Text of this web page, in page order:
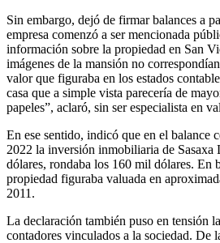
Sin embargo, dejó de firmar balances a
empresa comenzó a ser mencionada
información sobre la propiedad en San
imágenes de la mansión no
valor que figuraba en los estados
casa que a simple vista parecería de
papeles”, aclaró, sin ser especialista en
En ese sentido, indicó que en el balance
2022 la inversión inmobiliaria de
dólares, rondaba los 160 mil dólares. En
propiedad figuraba valuada en
2011.
La declaración también puso en tensión
contadores vinculados a la sociedad. De